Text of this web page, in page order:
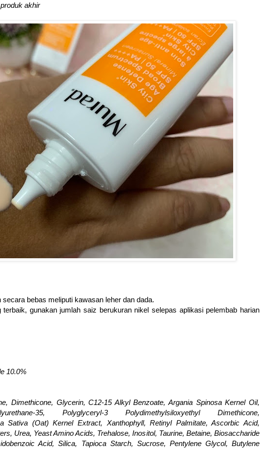
akhir
secara bebas meliputi kawasan leher dan dada.
terbaik, gunakan jumlah saiz berukuran nikel selepas aplikasi pelembab harian
10.0%
Dimethicone, Glycerin, C12-15 Alkyl Benzoate, Argania Spinosa Kernel Oil,
35, Polyglyceryl-3 Polydimethylsiloxyethyl Dimethicone,
Sativa (Oat) Kernel Extract, Xanthophyll, Retinyl Palmitate, Ascorbic Acid,
Urea, Yeast Amino Acids, Trehalose, Inositol, Taurine, Betaine, Biosaccharide
Acid, Silica, Tapioca Starch, Sucrose, Pentylene Glycol, Butylene